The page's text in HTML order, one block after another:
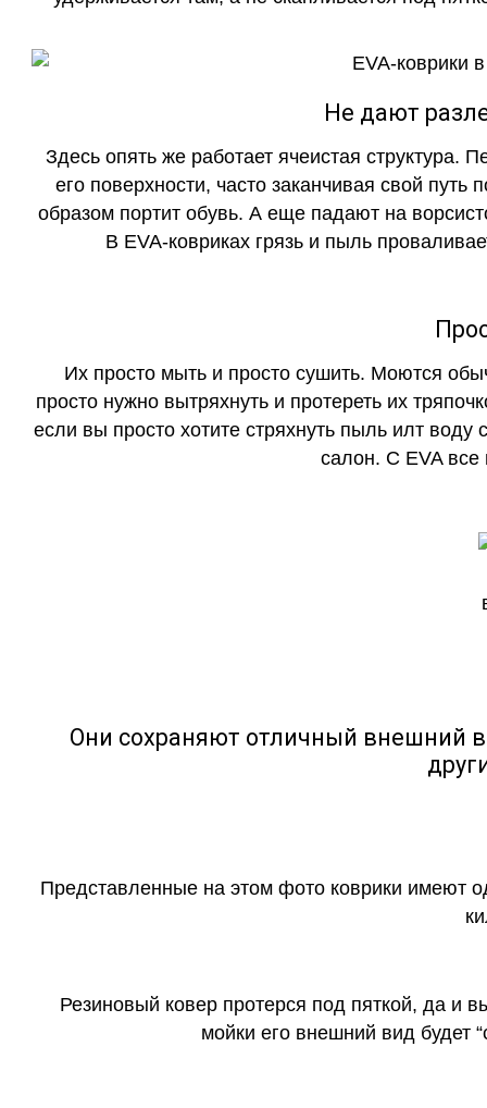
Не дают
Здесь опять же работает ячеистая структура.
его поверхности, часто заканчивая свой
образом портит обувь. А еще падают на
В EVA-ковриках грязь и пыль
Их просто мыть и просто сушить. Моются
просто нужно вытряхнуть и протереть их
если вы просто хотите стряхнуть пыль илт воду
салон. С EVA все
Они сохраняют отличный внешний
Представленные на этом фото коврики имеют
Резиновый ковер протерся под пяткой, да и
мойки его внешний вид будет